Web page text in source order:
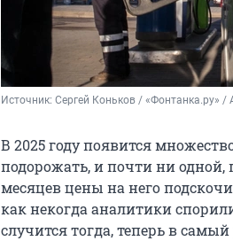
Источник: Сергей Коньков / «Фонтанка.ру» /
В 2025 году появится
подорожать, и почти ни одной,
месяцев цены на него
как некогда аналитики
случится тогда, теперь в